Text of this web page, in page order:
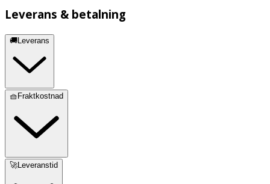
Leverans & betalning
🚚Leverans
🧺Fraktkostnad
🚀Leveranstid